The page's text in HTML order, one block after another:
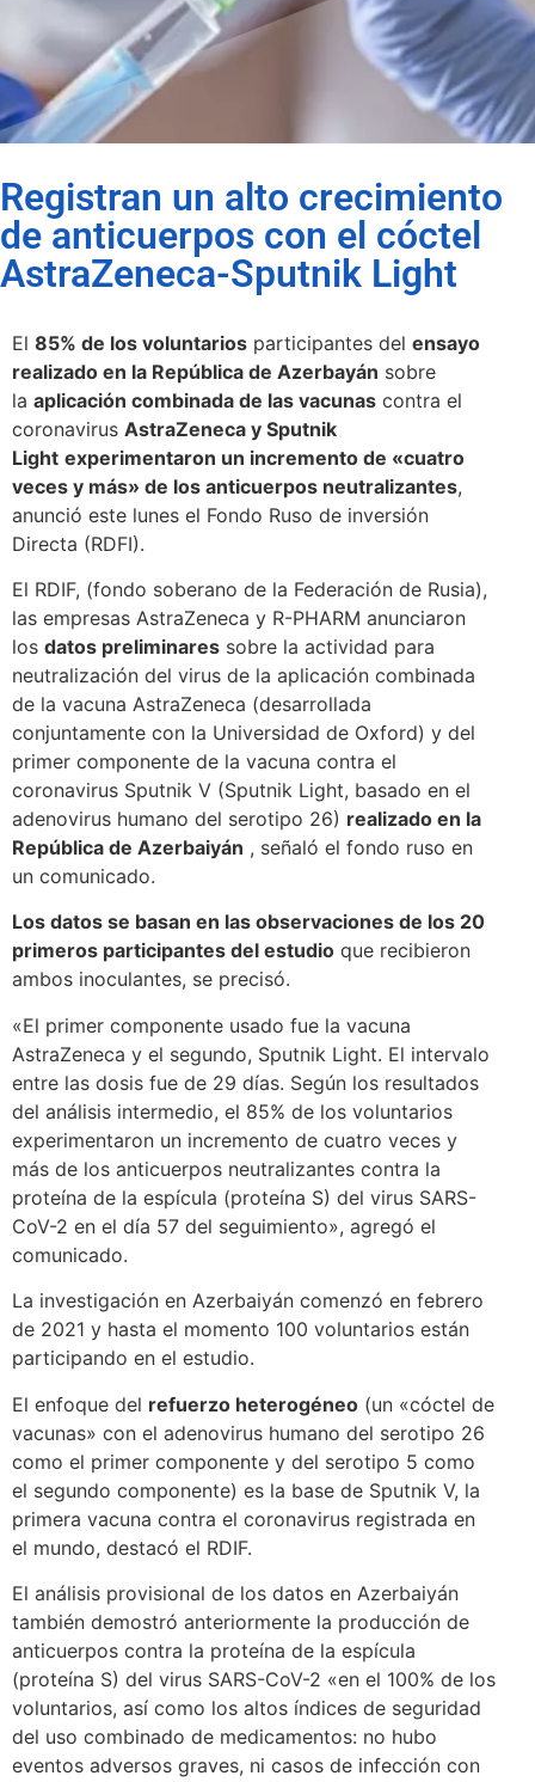
Registran un alto crecimiento
de anticuerpos con el cóctel
AstraZeneca-Sputnik Light
El 85% de los voluntarios participantes del ensayo
realizado en la República de Azerbayán sobre
la aplicación combinada de las vacunas contra el
coronavirus AstraZeneca y Sputnik
Light experimentaron un incremento de «cuatro
veces y más» de los anticuerpos neutralizantes,
anunció este lunes el Fondo Ruso de inversión
Directa (RDFI).
El RDIF, (fondo soberano de la Federación de Rusia),
las empresas AstraZeneca y R-PHARM anunciaron
los datos preliminares sobre la actividad para
neutralización del virus de la aplicación combinada
de la vacuna AstraZeneca (desarrollada
conjuntamente con la Universidad de Oxford) y del
primer componente de la vacuna contra el
coronavirus Sputnik V (Sputnik Light, basado en el
adenovirus humano del serotipo 26) realizado en la
República de Azerbaiyán , señaló el fondo ruso en
un comunicado.
Los datos se basan en las observaciones de los 20
primeros participantes del estudio que recibieron
ambos inoculantes, se precisó.
«El primer componente usado fue la vacuna
AstraZeneca y el segundo, Sputnik Light. El intervalo
entre las dosis fue de 29 días. Según los resultados
del análisis intermedio, el 85% de los voluntarios
experimentaron un incremento de cuatro veces y
más de los anticuerpos neutralizantes contra la
proteína de la espícula (proteína S) del virus SARS-
CoV-2 en el día 57 del seguimiento», agregó el
comunicado.
La investigación en Azerbaiyán comenzó en febrero
de 2021 y hasta el momento 100 voluntarios están
participando en el estudio.
El enfoque del refuerzo heterogéneo (un «cóctel de
vacunas» con el adenovirus humano del serotipo 26
como el primer componente y del serotipo 5 como
el segundo componente) es la base de Sputnik V, la
primera vacuna contra el coronavirus registrada en
el mundo, destacó el RDIF.
El análisis provisional de los datos en Azerbaiyán
también demostró anteriormente la producción de
anticuerpos contra la proteína de la espícula
(proteína S) del virus SARS-CoV-2 «en el 100% de los
voluntarios, así como los altos índices de seguridad
del uso combinado de medicamentos: no hubo
eventos adversos graves, ni casos de infección con